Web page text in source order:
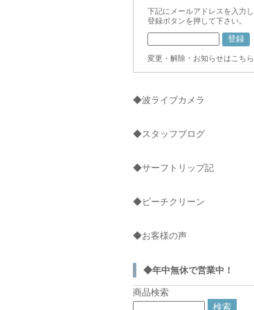
下記にメールアドレスを入力し
登録ボタンを押して下さい。
変更・解除・お知らせはこちら
◆波ライブカメラ
◆スタッフブログ
◆サーフトリップ記
◆ビーチクリーン
◆お客様の声
◆年中無休で営業中！
商品検索